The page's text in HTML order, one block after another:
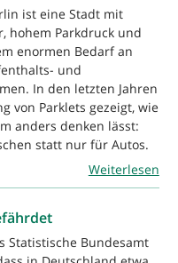
ist eine Stadt mit
hohem Parkdruck und
enormen Bedarf an
und
In den letzten Jahren
von Parklets gezeigt, wie
anders denken lässt:
statt nur für Autos.
Weiterlesen
Statistische Bundesamt